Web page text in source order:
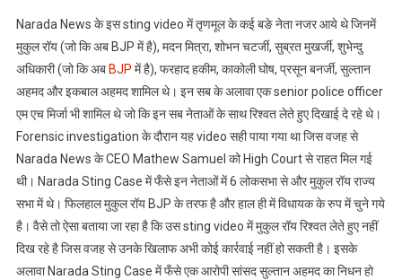
Narada News के इस sting video में तृणमूल के कई बङे नेता नजर आये थे जिनमें
मुकुल रॉय (जो कि अब BJP में है), मदन मित्रा, शोभन चटर्जी, सुब्रत मुखर्जी, शुभेन्दु
अधिकारी (जो कि अब BJP में है), फरहाद हकीम, काकोली घोष, प्रसून बनर्जी, सुल्तान
अहमद और इकबाल अहमद शामिल थे। इन सब के अलावा एक senior police officer
एम एच मिर्जा भी शामिल थे जो कि इन सब नेताओं के साथ रिश्वत लेते हुए दिखाई दे रहे थे।
Forensic investigation के दौरान यह video सही पाया गया था जिस वजह से
Narada News के CEO Mathew Samuel को High Court से राहत मिल गई
थी। Narada Sting Case में फँसे इन नेताओं में 6 लोकसभा से और मुकुल रॉय राज्य
सभा में थे। फिलहाल मुकुल रॉय BJP के तरफ है और हाल ही में विधायक के रुप में चुने गये
है। वैसे तो ऐसा बताया जा रहा है कि उस sting video में मुकुल रॉय रिश्वत लेते हुए नहीं
दिख रहे है जिस वजह से उनके खिलाफ अभी कोई कार्रवाई नहीं हो सकती है। इसके
अलावा Narada Sting Case में फँसे एक आरोपी सांसद सुल्तान अहमद का निधन हो